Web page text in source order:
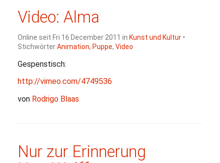
Video: Alma
Online seit Fri 16 December 2011 in Kunst und Kultur•
StichwörterAnimation, Puppe, Video
Gespenstisch:
http://vimeo.com/4749536
von Rodrigo Blaas
Nur zur Erinnerung